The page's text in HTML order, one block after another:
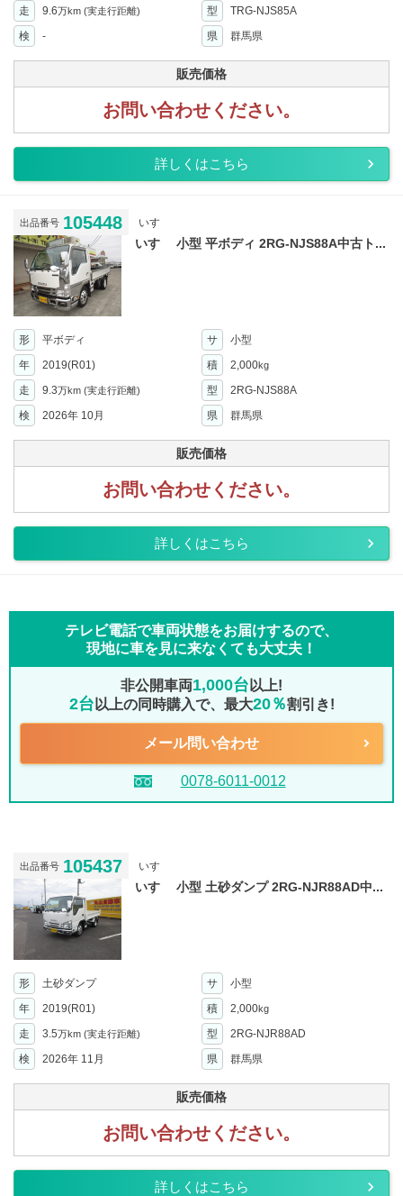
走 9.6万km (実走行距離) 型
TRG-NJS85A
検
- 県 群馬県
販売価格
お問い合わせください。
詳しくはこちら
出品番号 105448 いすゞ
いすゞ 小型 平ボディ 2RG-NJS88A中古ト...
形 平ボディ サ
小型
年
2019(R01) 積 2,000kg
走 9.3万km (実走行距離) 型
2RG-NJS88A
検
2026年 10月 県 群馬県
販売価格
お問い合わせください。
詳しくはこちら
テレビ電話で車両状態をお届けするので、
現地に車を見に来なくても大丈夫！
非公開車両1,000台 以上!
2台 以上の同時購入で、最大20％割引き!
メール問い合わせ
0078-6011-0012
出品番号 105437 いすゞ
いすゞ 小型 土砂ダンプ 2RG-NJR88AD中...
形 土砂ダンプ サ
小型
年
2019(R01) 積 2,000kg
走 3.5万km (実走行距離) 型
2RG-NJR88AD
検
2026年 11月 県 群馬県
販売価格
お問い合わせください。
詳しくはこちら